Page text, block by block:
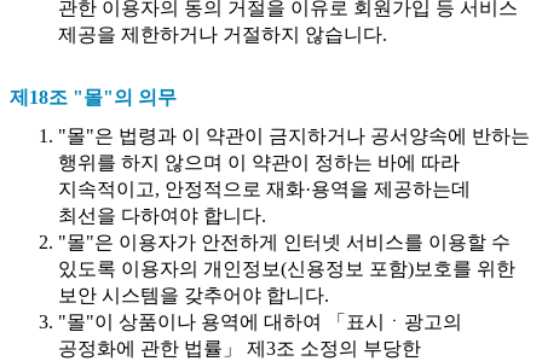
관한 이용자의 동의 거절을 이유로 회원가입 등 서비스
제공을 제한하거나 거절하지 않습니다.
제18조 "몰"의 의무
"몰"은 법령과 이 약관이 금지하거나 공서양속에 반하는
행위를 하지 않으며 이 약관이 정하는 바에 따라
지속적이고, 안정적으로 재화·용역을 제공하는데
최선을 다하여야 합니다.
"몰"은 이용자가 안전하게 인터넷 서비스를 이용할 수
있도록 이용자의 개인정보(신용정보 포함)보호를 위한
보안 시스템을 갖추어야 합니다.
"몰"이 상품이나 용역에 대하여 「표시ㆍ광고의
공정화에 관한 법률」 제3조 소정의 부당한